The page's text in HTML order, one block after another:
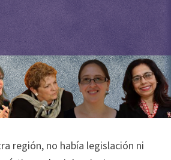
región, no había legislación ni